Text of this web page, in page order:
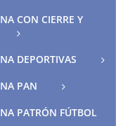
CON CIERRE Y
DEPORTIVAS
PAN
PATRÓN FÚTBOL